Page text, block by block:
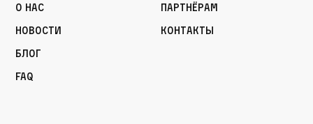
О нас
Новости
Блог
FAQ
Партнёрам
Контакты